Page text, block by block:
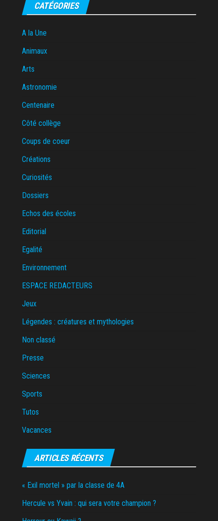
CATÉGORIES
A la Une
Animaux
Arts
Astronomie
Centenaire
Côté collège
Coups de coeur
Créations
Curiosités
Dossiers
Echos des écoles
Editorial
Egalité
Environnement
ESPACE REDACTEURS
Jeux
Légendes : créatures et mythologies
Non classé
Presse
Sciences
Sports
Tutos
Vacances
ARTICLES RÉCENTS
« Exil mortel » par la classe de 4A
Hercule vs Yvain : qui sera votre champion ?